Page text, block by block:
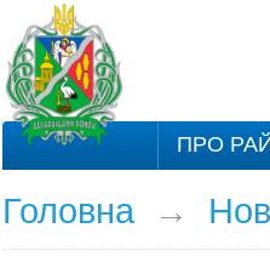
ПРО
Головна→